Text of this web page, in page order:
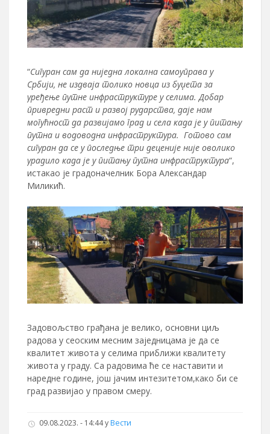
“Сигуран сам да ниједна локална самоуправа у
Србији, не издваја толико новца из буџета за
уређење путне инфраструктуре у селима. Добар
привредни раст и развој рударства, даје нам
могућност да развијамо град и села када је у питању
путна и водоводна инфраструктура. Готово сам
сигуран да се у последње три деценије није оволико
урадило када је у питању путна инфраструктура“,
истакао је градоначелник Бора Александар
Миликић.
Задовољство грађана је велико, основни циљ
радова у сеоским месним заједницама је да се
квалитет живота у селима приближи квалитету
живота у граду. Са радовима ће се наставити и
наредне године, још јачим интезитетом,како би се
град развијао у правом смеру.
09.08.2023. - 14:44уВести